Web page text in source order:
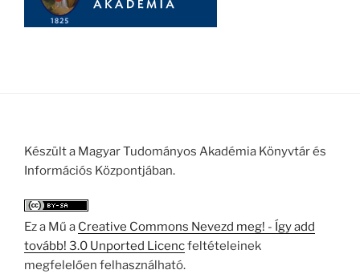
Készült a Magyar Tudományos Akadémia Könyvtár és
Információs Központjában.
Ez a Mű a Creative Commons Nevezd meg! - Így add
tovább! 3.0 Unported Licencfeltételeinek
megfelelően felhasználható.